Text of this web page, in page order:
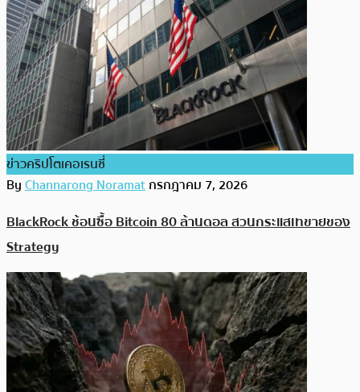
ข่าวคริปโตเคอเรนซี่
ByChannarong Noramatกรกฎาคม 7, 2026
BlackRock ช้อนซื้อ Bitcoin 80 ล้านดอล สวนกระแสเทขายของ
Strategy